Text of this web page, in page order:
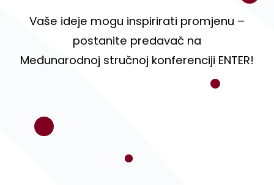
Vaše ideje mogu inspirirati promjenu –
postanite predavač na
Međunarodnoj stručnoj konferenciji ENTER!